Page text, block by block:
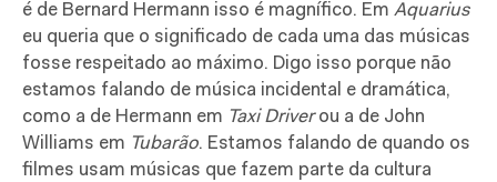
é de Bernard Hermann isso é magnífico. Em Aquarius
eu queria que o significado de cada uma das músicas
fosse respeitado ao máximo. Digo isso porque não
estamos falando de música incidental e dramática,
como a de Hermann em Taxi Driverou a de John
Williams em Tubarão. Estamos falando de quando os
filmes usam músicas que fazem parte da cultura